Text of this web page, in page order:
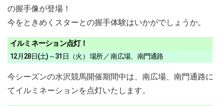
の握手像が登場！
今をときめくスターとの握手体験はいかがでしょうか。
イルミネーション点灯！
12月28日(土)～31日（火） 場所／ 南広場、南門通路
今シーズンの水沢競馬開催期間中は、南広場、南門通路に
てイルミネーションを点灯いたします。